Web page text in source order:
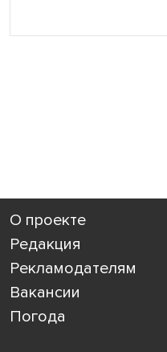
О проекте
Редакция
Рекламодателям
Вакансии
Погода